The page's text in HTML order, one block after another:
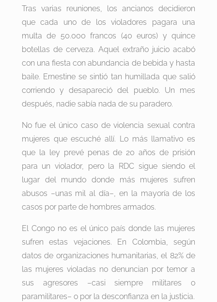
Tras varias reuniones, los ancianos decidieron
que cada uno de los violadores pagara una
multa de 50.000 francos (40 euros) y quince
botellas de cerveza. Aquel extraño juicio acabó
con una fiesta con abundancia de bebida y hasta
baile. Ernestine se sintió tan humillada que salió
corriendo y desapareció del pueblo. Un mes
después, nadie sabía nada de su paradero.
No fue el único caso de violencia sexual contra
mujeres que escuché allí. Lo más llamativo es
que la ley prevé penas de 20 años de prisión
para un violador, pero la RDC sigue siendo el
lugar del mundo donde más mujeres sufren
abusos –unas mil al día–, en la mayoría de los
casos por parte de hombres armados.
El Congo no es el único país donde las mujeres
sufren estas vejaciones. En Colombia, según
datos de organizaciones humanitarias, el 82% de
las mujeres violadas no denuncian por temor a
sus agresores –casi siempre militares o
paramilitares– o por la desconfianza en la justicia.